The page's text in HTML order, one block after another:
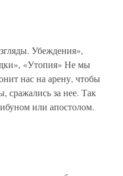
Убеждения»,
«Утопия» Не мы
нас на арену, чтобы
сражались за нее. Так
или апостолом.